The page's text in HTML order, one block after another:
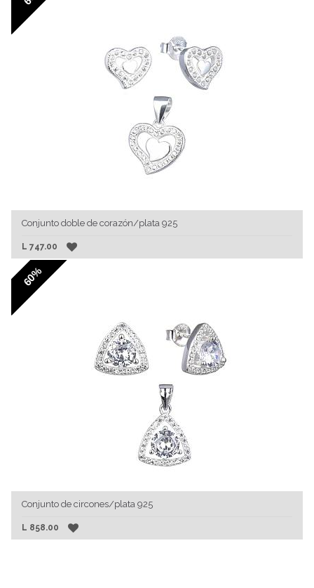
Conjunto doble de corazón/plata 925
L 747.00
60%
Conjunto de circones/plata 925
L 858.00